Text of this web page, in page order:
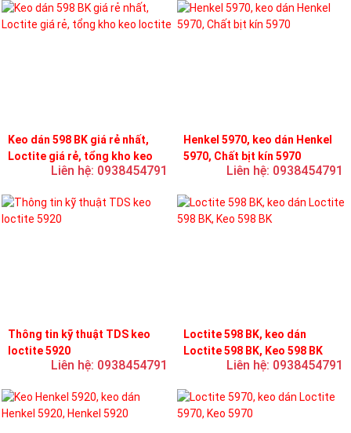
Keo dán 598 BK giá rẻ nhất,
Loctite giá rẻ, tổng kho keo
Liên hệ: 0938454791
Henkel 5970, keo dán Henkel
5970, Chất bịt kín 5970
Liên hệ: 0938454791
Thông tin kỹ thuật TDS keo
loctite 5920
Liên hệ: 0938454791
Loctite 598 BK, keo dán
Loctite 598 BK, Keo 598 BK
Liên hệ: 0938454791